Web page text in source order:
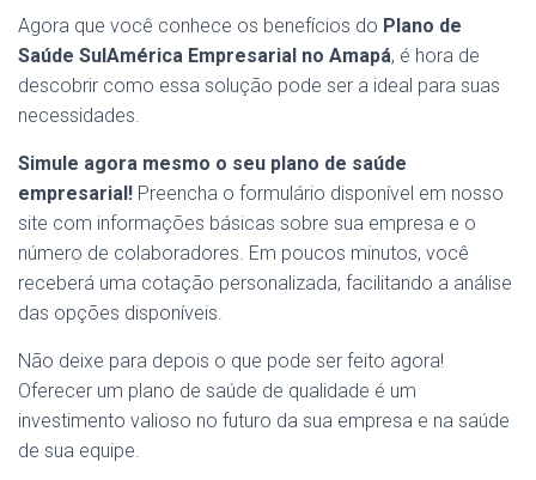
Agora que você conhece os benefícios do Plano de
Saúde SulAmérica Empresarial no Amapá, é hora de
descobrir como essa solução pode ser a ideal para suas
necessidades.
Simule agora mesmo o seu plano de saúde
empresarial! Preencha o formulário disponível em nosso
site com informações básicas sobre sua empresa e o
número de colaboradores. Em poucos minutos, você
receberá uma cotação personalizada, facilitando a análise
das opções disponíveis.
Não deixe para depois o que pode ser feito agora!
Oferecer um plano de saúde de qualidade é um
investimento valioso no futuro da sua empresa e na saúde
de sua equipe.